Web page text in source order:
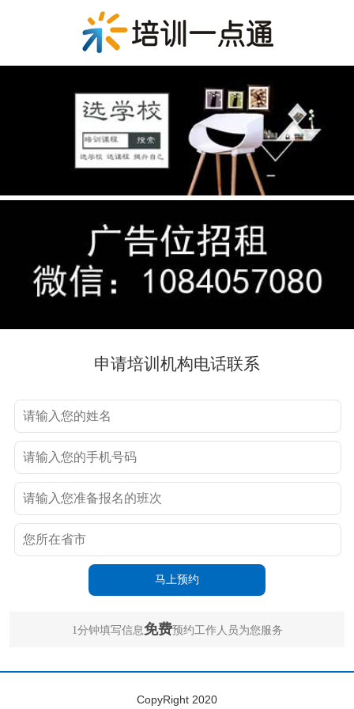
申请培训机构电话联系
1分钟填写信息免费预约工作人员为您服务
CopyRight 2020